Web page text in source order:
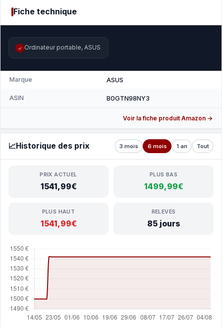
Fiche technique
✓ Ordinateur portable, ASUS
Marque ASUS
ASIN B0GTN98NY3
Voir la fiche produit Amazon →
📈Historique des prix 3 mois 6 mois 1 an Tout
PRIX ACTUEL
1541,99€
PLUS BAS
1499,99€
PLUS HAUT
1541,99€
RELEVÉS
85 jours